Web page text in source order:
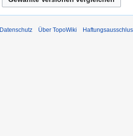
Datenschutz Über TopoWiki